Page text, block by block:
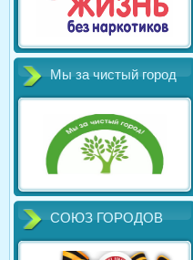
Мы за чистый город
СОЮЗ ГОРОДОВ